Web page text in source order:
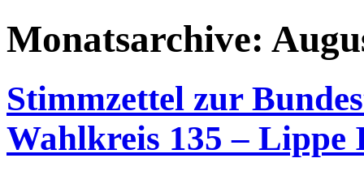
Monatsarchive:
Stimmzettel zur
Wahlkreis 135 – Lippe